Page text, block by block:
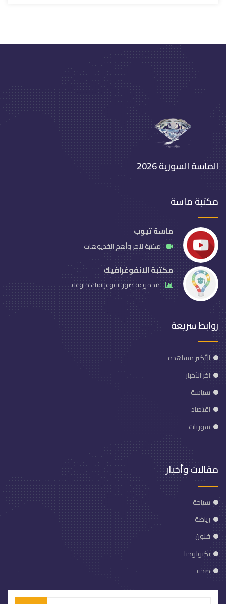
الماسة السورية 2026
مكتبة ماسة
ماسة تيوب
مكتبة لآخر وأهم الفديوهات
مكتبة الانفوغرافيك
مجموعة صور انفوغرافيك منوعة
روابط سريعة
الأكثر مشاهدة
آخر الأخبار
سياسة
اقتصاد
سوريات
مقالات وأخبار
سياحة
رياضة
فنون
تكنولوجيا
صحة